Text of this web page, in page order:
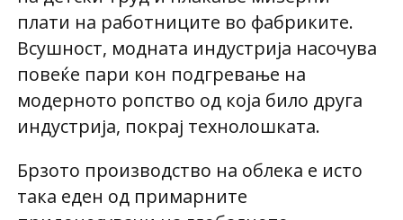
плати на работниците во фабриките.
Всушност, модната индустрија насочува
повеќе пари кон подгревање на
модерното ропство од која било друга
индустрија, покрај технолошката.
Брзото производство на облека е исто
така еден од примарните